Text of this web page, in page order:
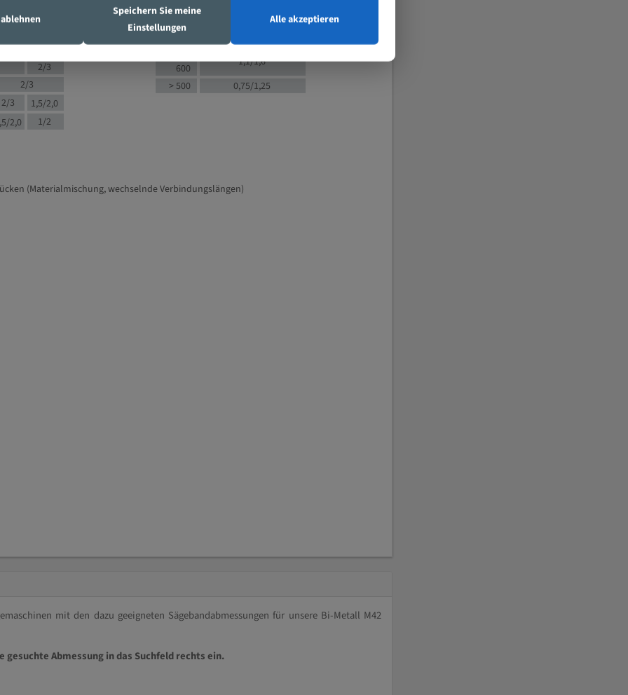
4/5
2/3
2/3
2/3
1,5/2,0
2,0 1/2
350
150 -
600
1,1/1,6
> 500
0,75/1,25
(Materialmischung, wechselnde Verbindungslängen)
mit den dazu geeigneten Sägebandabmessungen für unsere Bi-Metall M42
Abmessung in das Suchfeld rechts ein.
Speichern Sie meine
Einstellungen
Alle akzeptieren